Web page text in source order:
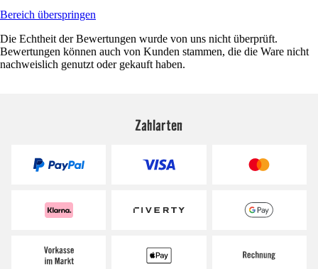
Bereich überspringen
Die Echtheit der Bewertungen wurde von uns nicht überprüft.
Bewertungen können auch von Kunden stammen, die die Ware nicht
nachweislich genutzt oder gekauft haben.
Zahlarten